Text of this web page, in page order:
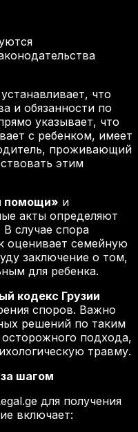
устанавливает, что
и обязанности по
указывает, что
с ребенком, имеет
проживающий
этим
помощи» и
акты определяют
В случае спора
оценивает семейную
заключение о том,
для ребенка.
кодекс Грузии
споров. Важно
решений по таким
подхода,
травму.
шагом
для получения
включает: